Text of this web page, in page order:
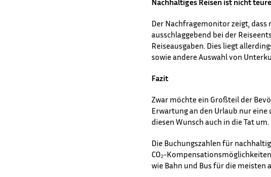
Nachhaltiges Reisen ist nicht
Der Nachfragemonitor zeigt,
ausschlaggebend bei der
Reiseausgaben. Dies liegt
sowie andere Auswahl von
Fazit
Zwar möchte ein Großteil der
Erwartung an den Urlaub nur
diesen Wunsch auch in die Tat um.
Die Buchungszahlen für
CO₂-
wie Bahn und Bus für die